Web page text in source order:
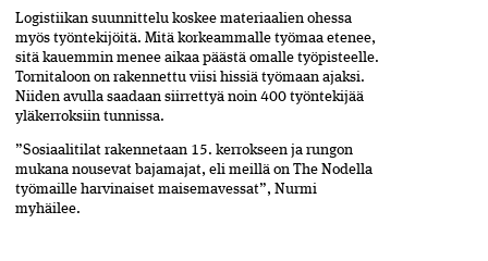
Logistiikan suunnittelu koskee materiaalien ohessa
myös työntekijöitä. Mitä korkeammalle työmaa etenee,
sitä kauemmin menee aikaa päästä omalle työpisteelle.
Tornitaloon on rakennettu viisi hissiä työmaan ajaksi.
Niiden avulla saadaan siirrettyä noin 400 työntekijää
yläkerroksiin tunnissa.
”Sosiaalitilat rakennetaan 15. kerrokseen ja rungon
mukana nousevat bajamajat, eli meillä on The Nodella
työmaille harvinaiset maisemavessat”, Nurmi
myhäilee.